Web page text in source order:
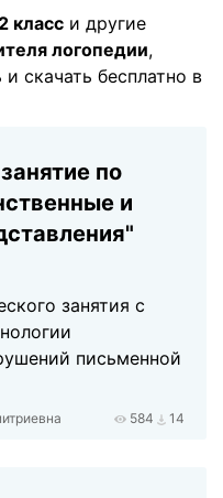
класс и другие
логопедии,
скачать бесплатно в
по
и
занятия с
письменной
584 14